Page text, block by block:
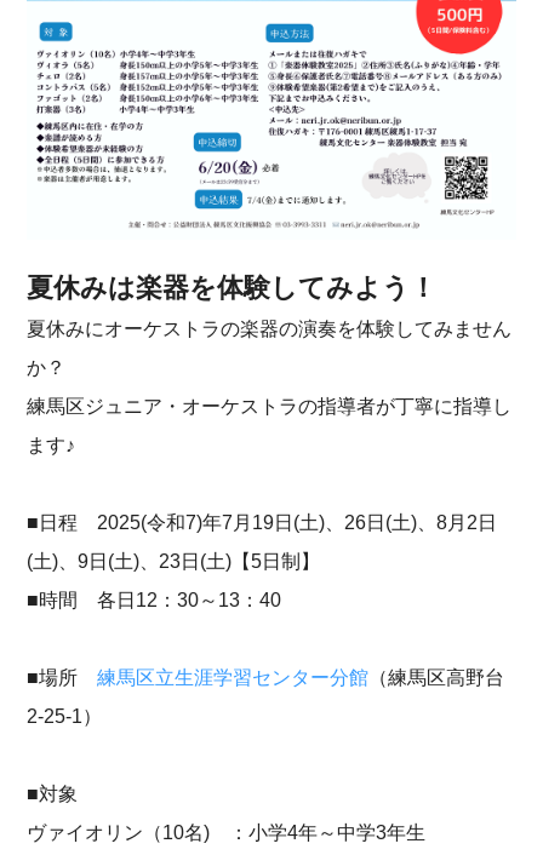
夏休みは楽器を体験してみよう！
夏休みにオーケストラの楽器の演奏を体験してみません
か？
練馬区ジュニア・オーケストラの指導者が丁寧に指導し
ます♪
■日程 2025(令和7)年7月19日(土)、26日(土)、8月2日
(土)、9日(土)、23日(土)【5日制】
■時間 各日12：30～13：40
■場所練馬区立生涯学習センター分館 （練馬区高野台
2-25-1）
■対象
ヴァイオリン（10名) ：小学4年～中学3年生